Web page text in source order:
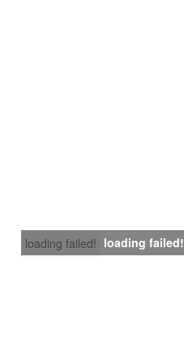
loading failed! loading failed!